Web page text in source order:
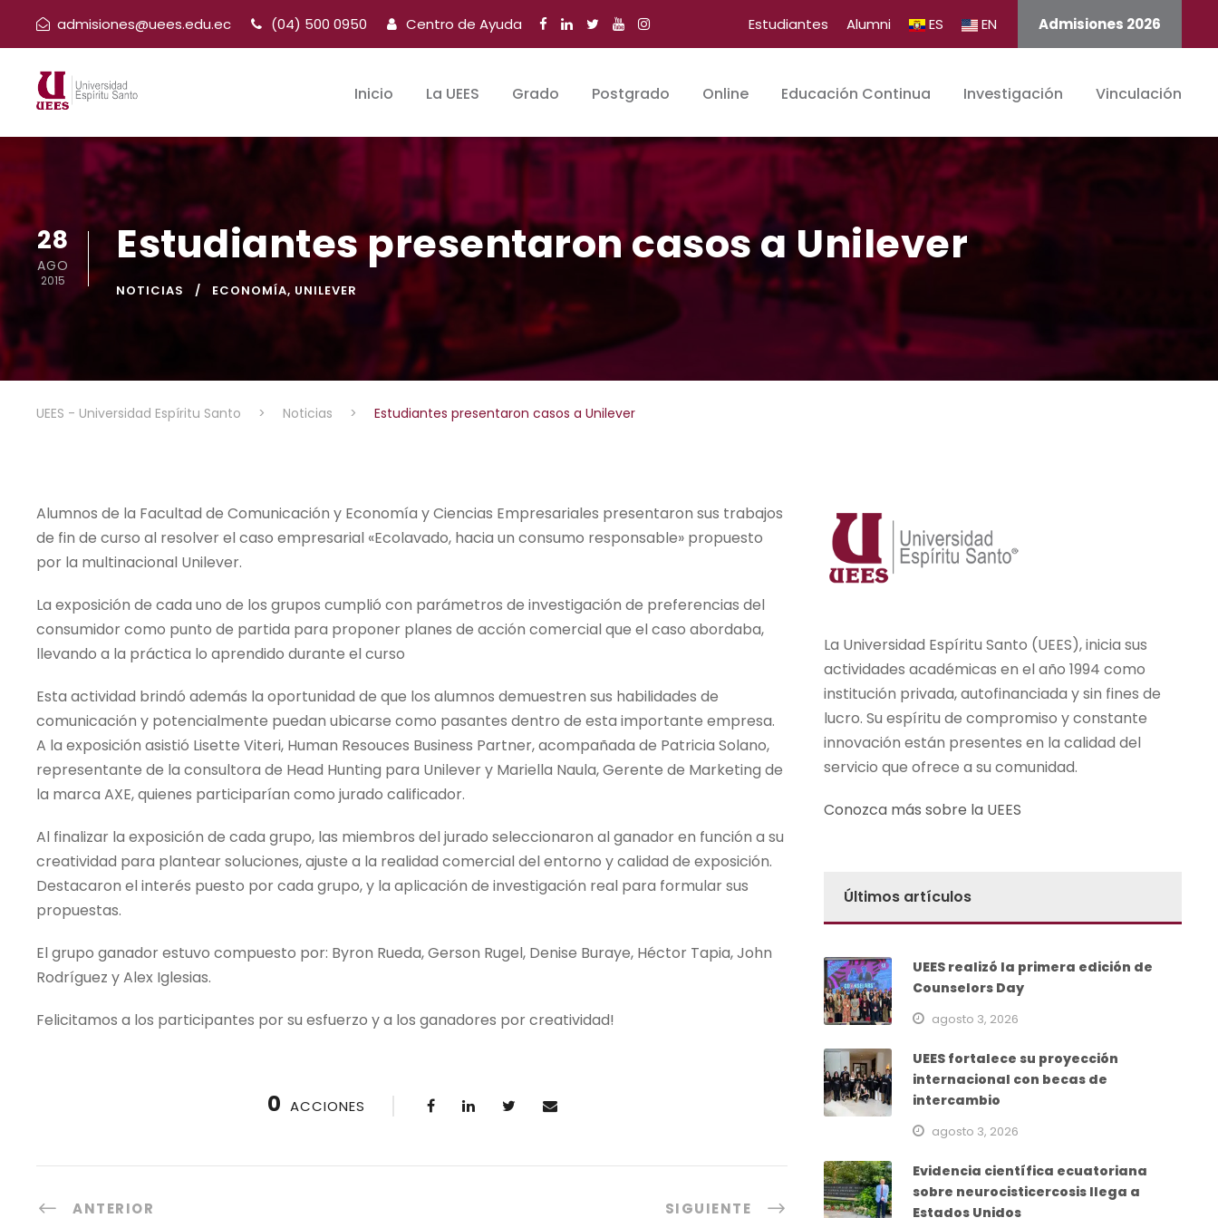
admisiones@uees.edu.ec (04) 500 0950 Centro de Ayuda Estudiantes Alumni ES EN Admisiones 2026
Inicio La UEES Grado Postgrado Online Educación Continua Investigación Vinculación
28
AGO
2015
Estudiantes presentaron casos a Unilever
NOTICIAS ECONOMÍA, UNILEVER
UEES - Universidad Espíritu Santo > Noticias > Estudiantes presentaron casos a Unilever
Alumnos de la Facultad de Comunicación y Economía y Ciencias Empresariales presentaron sus trabajos
de fin de curso al resolver el caso empresarial «Ecolavado, hacia un consumo responsable» propuesto
por la multinacional Unilever.
La exposición de cada uno de los grupos cumplió con parámetros de investigación de preferencias del
consumidor como punto de partida para proponer planes de acción comercial que el caso abordaba,
llevando a la práctica lo aprendido durante el curso
Esta actividad brindó además la oportunidad de que los alumnos demuestren sus habilidades de
comunicación y potencialmente puedan ubicarse como pasantes dentro de esta importante empresa.
A la exposición asistió Lisette Viteri, Human Resouces Business Partner, acompañada de Patricia Solano,
representante de la consultora de Head Hunting para Unilever y Mariella Naula, Gerente de Marketing de
la marca AXE, quienes participarían como jurado calificador.
Al finalizar la exposición de cada grupo, las miembros del jurado seleccionaron al ganador en función a su
creatividad para plantear soluciones, ajuste a la realidad comercial del entorno y calidad de exposición.
Destacaron el interés puesto por cada grupo, y la aplicación de investigación real para formular sus
propuestas.
El grupo ganador estuvo compuesto por: Byron Rueda, Gerson Rugel, Denise Buraye, Héctor Tapia, John
Rodríguez y Alex Iglesias.
Felicitamos a los participantes por su esfuerzo y a los ganadores por creatividad!
0 ACCIONES
ANTERIOR SIGUIENTE
La Universidad Espíritu Santo (UEES), inicia sus
actividades académicas en el año 1994 como
institución privada, autofinanciada y sin fines de
lucro. Su espíritu de compromiso y constante
innovación están presentes en la calidad del
servicio que ofrece a su comunidad.
Conozca más sobre la UEES
Últimos artículos
UEES realizó la primera edición de
Counselors Day
agosto 3, 2026
UEES fortalece su proyección
internacional con becas de
intercambio
agosto 3, 2026
Evidencia científica ecuatoriana
sobre neurocisticercosis llega a
Estados Unidos